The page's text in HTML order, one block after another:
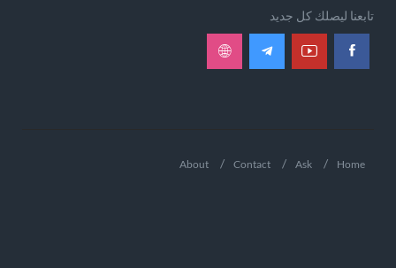
تابعنا ليصلك كل جديد
Home
Ask
Contact
About